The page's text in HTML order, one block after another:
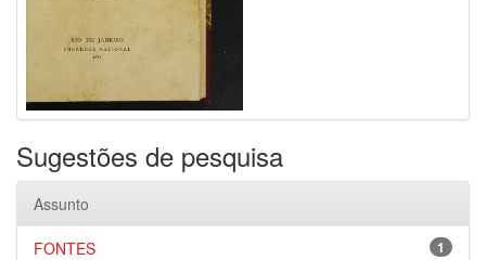
Sugestões de pesquisa
Assunto
1
FONTES